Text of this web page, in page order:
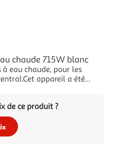
chaude 715W blanc
eau chaude, pour les
appareil a été
à sa grande capacité de
de ce produit ?